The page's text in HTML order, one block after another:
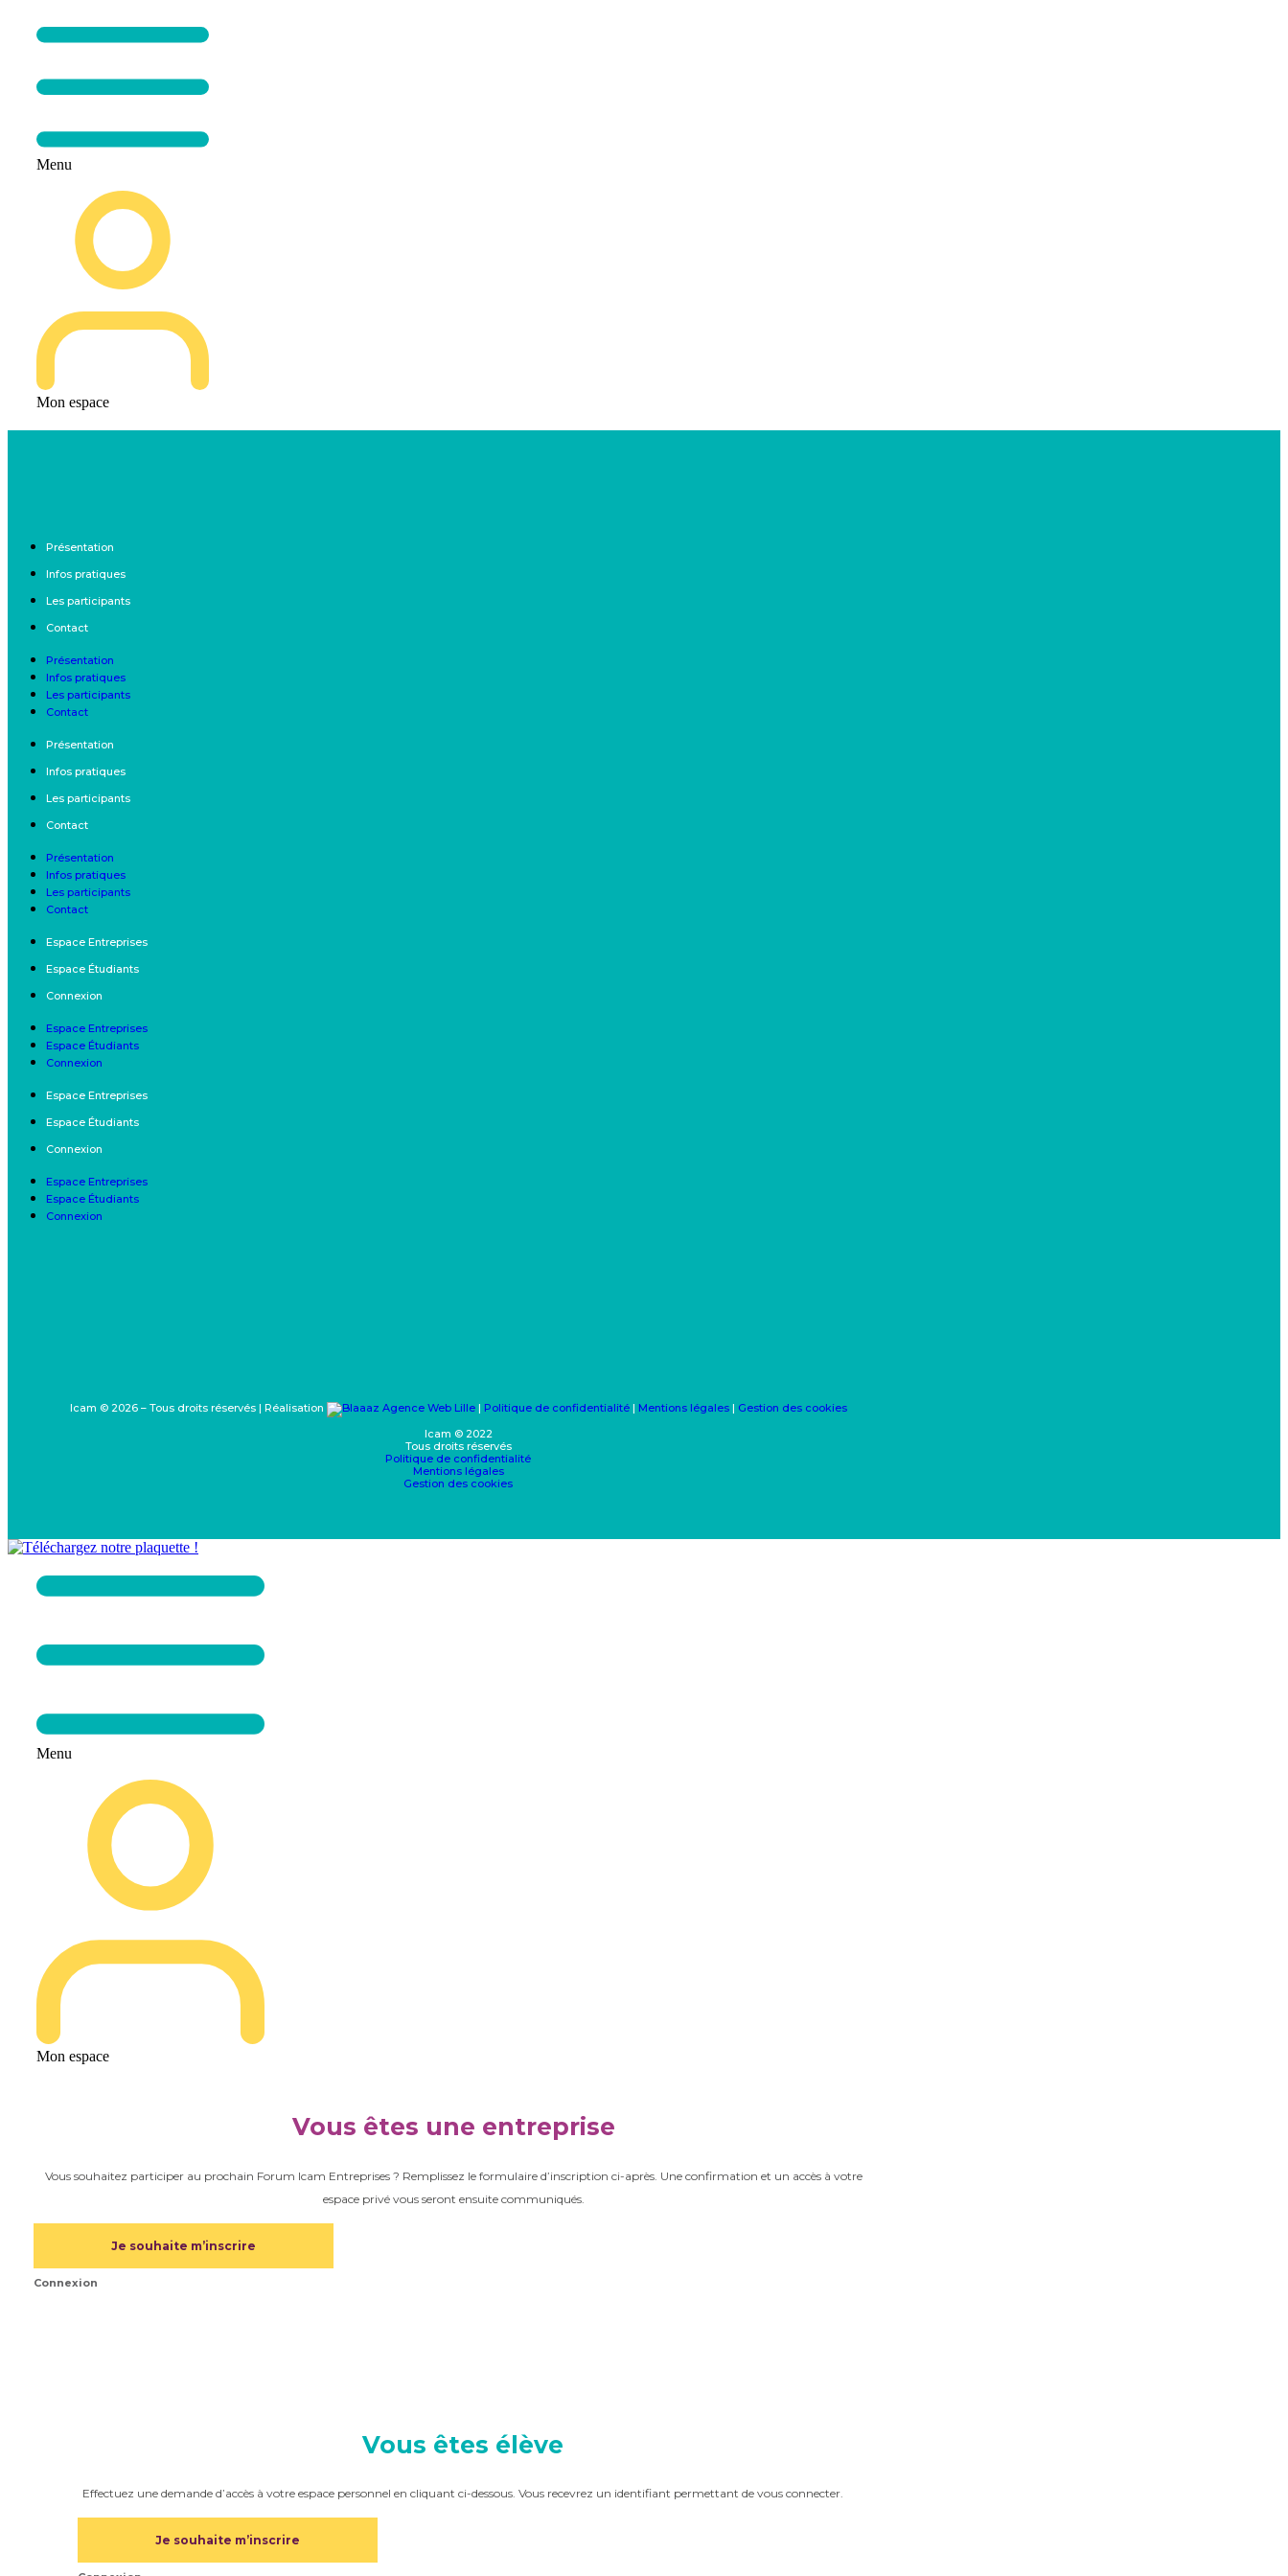
Menu
Mon espace
Présentation
Infos pratiques
Les participants
Contact
Présentation
Infos pratiques
Les participants
Contact
Présentation
Infos pratiques
Les participants
Contact
Présentation
Infos pratiques
Les participants
Contact
Espace Entreprises
Espace Étudiants
Connexion
Espace Entreprises
Espace Étudiants
Connexion
Espace Entreprises
Espace Étudiants
Connexion
Espace Entreprises
Espace Étudiants
Connexion
Icam © 2026 – Tous droits réservés | Réalisation | Politique de confidentialité| Mentions légales| Gestion des cookies
Icam © 2022
Tous droits réservés
Politique de confidentialité
Mentions légales
Gestion des cookies
Menu
Mon espace
Vous êtes une entreprise
Vous souhaitez participer au prochain Forum Icam Entreprises ? Remplissez le formulaire d’inscription ci-après. Une confirmation et un accès à votre
espace privé vous seront ensuite communiqués.
Je souhaite m’inscrire
Connexion
Vous êtes élève
Effectuez une demande d’accès à votre espace personnel en cliquant ci-dessous. Vous recevrez un identifiant permettant de vous connecter.
Je souhaite m’inscrire